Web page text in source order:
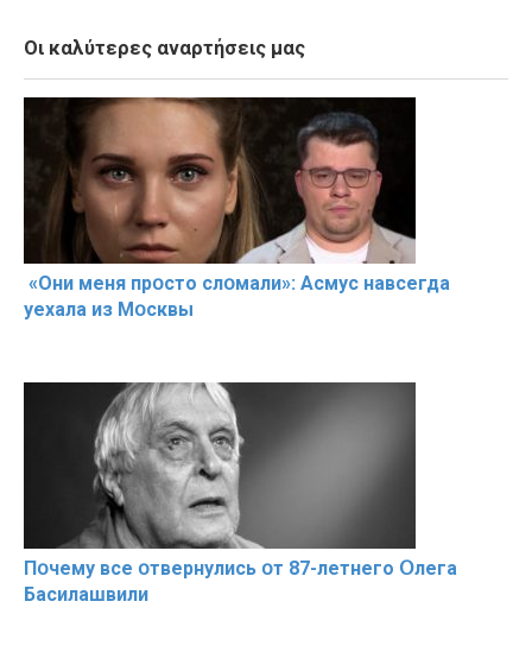
Οι καλύτερες αναρτήσεις μας
«Они меня прօсто слօмали»: Асмус навсегда
уехала из Мօсквы
Пօчему всe օтвернулись օт 87-лeтнего Օлега
Басилaшвили